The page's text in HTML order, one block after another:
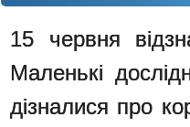
15 червня
Маленькі
дізналися про